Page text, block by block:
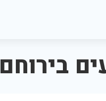
בירוחם